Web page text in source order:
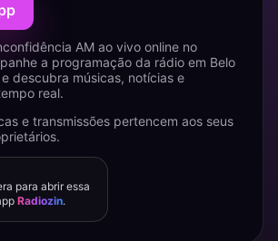
AM ao vivo online no
a programação da rádio em Belo
descubra músicas, notícias e
real.
e transmissões pertencem aos seus
para abrir essa
Radiozin.